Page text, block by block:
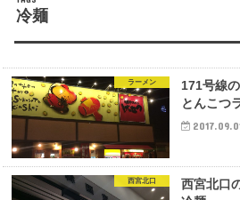
冷麺
ラーメン
171号線
とんこつ
西宮北口
西宮北口